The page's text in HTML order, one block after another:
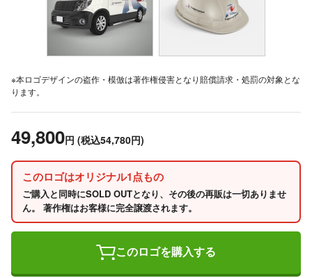
※本ロゴデザインの盗作・模倣は著作権侵害となり賠償請求・処罰の対象とな
ります。
49,800円 (税込54,780円)
このロゴはオリジナル1点もの
ご購入と同時にSOLD OUTとなり、その後の再販は一切ありませ
ん。 著作権はお客様に完全譲渡されます。
このロゴを購入する